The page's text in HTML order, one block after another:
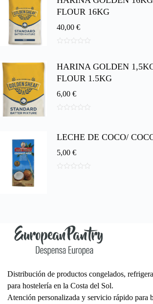
FLOUR 16KG
40,00 €
e
HARINA GOLDEN
FLOUR 1.5KG
6,00 €
5
LECHE DE COCO/
5,00 €
Distribución de productos congelados,
para hostelería en la Costa del Sol.
Atención personalizada y servicio rápido para